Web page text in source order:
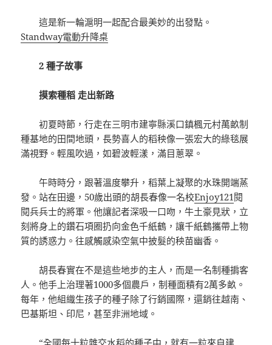
這是新一輪滬明一起配合最美妙的出發點。
Standway電動升降桌
2 種子故事
摸索種稻 走出新路
初夏時節，行走在三明市建寧縣溪口鎮楓元村萬畝制
種基地的田間地頭，長勢喜人的稻秧像一張宏大的綠毯展
滿視野。輕風吹過，如碧波輕漾，滿目蔥翠。
午時時分，跟著溫度攀升，稻葉上凝聚的水珠開端蒸
發。站在田邊，50歲出頭的胡長春像一名校Enjoy121閱
閱兵兵士的將軍。他讓記者深吸一口吻，牛土豪見狀，立
刻將身上的鑽石項圈扔向金色千紙鶴，讓千紙鶴攜帶上物
質的誘惑力。往感觸感染空氣中披髮的秧苗幽香。
胡長春實在不是這些地步的主人，而是一名制種掮客
人。他手上治理著1000多個農戶，制種面積有2萬多畝。
每年，他組織生孩子的種子除了行銷國際，還銷往越南、
巴基斯坦、印尼，甚至非洲地域。